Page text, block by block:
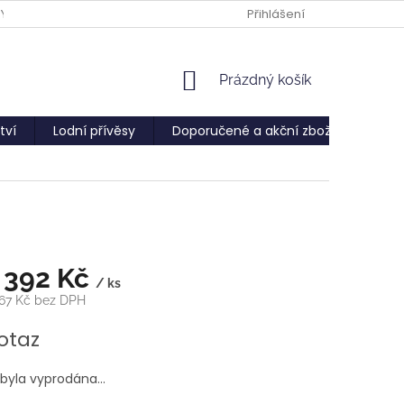
Přihlášení
NÁKUPNÍ
Prázdný košík
Lodní přívěsy Doporučené a akční zboží
Kč / ks
Kč bez DPH
vyprodána…